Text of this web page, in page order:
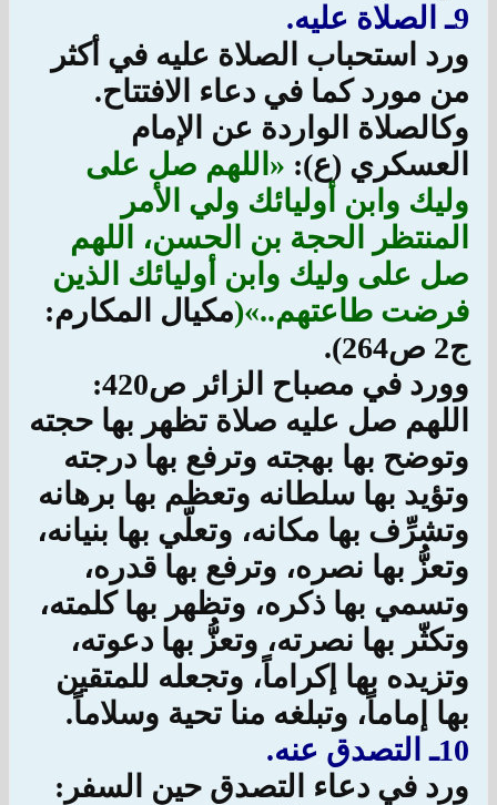
9ـ الصلاة عليه.
ورد استحباب الصلاة عليه في أكثر
من مورد كما في دعاء الافتتاح.
وكالصلاة الواردة عن الإمام
العسكري (ع): «اللهم صل على
وليك وابن أوليائك ولي الأمر
المنتظر الحجة بن الحسن، اللهم
صل على وليك وابن أوليائك الذين
فرضت طاعتهم..»(مكيال المكارم:
ج‏2 ص‏2
64
)
.
وورد في مصباح الزائر ص‏420
:
اللهم صل عليه صلاة تظهر بها حجته
وتوضح بها بهجته وترفع بها درجته
وتؤيد بها سلطانه وتعظم بها برهانه
وتشرِّف بها مكانه، وتعلّي بها بنيانه،
وتعزُّ بها نصره، وترفع بها قدره،
وتسمي بها ذكره، وتظهر بها كلمته،
وتكثّر بها نصرته، وتعزُّ بها دعوته،
وتزيده بها إكراماً، وتجعله للمتقين
بها إماماً، وتبلغه منا تحية وسلاماً.
10ـ التصدق عنه.
ورد في دعاء التصدق حين السفر: